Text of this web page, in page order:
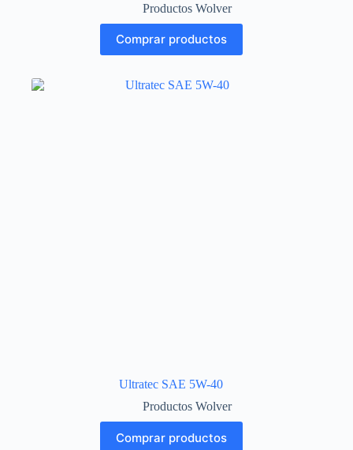
Productos Wolver
Comprar productos
Ultratec SAE 5W-40
Productos Wolver
Comprar productos